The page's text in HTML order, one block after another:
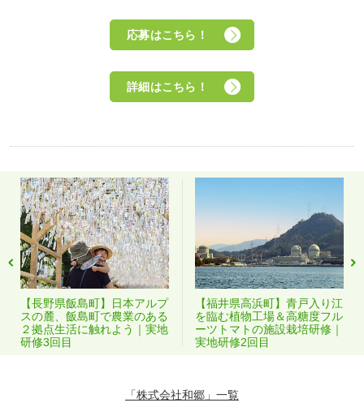
応募はこちら！
詳細はこちら！
【長野県飯島町】日本アルプ
スの麓、飯島町で農業のある
２拠点生活に触れよう｜実地
研修3回目
【福井県高浜町】青戸入り江
を臨む植物工場＆高糖度フル
ーツトマトの施設栽培研修｜
実地研修2回目
「株式会社和郷」